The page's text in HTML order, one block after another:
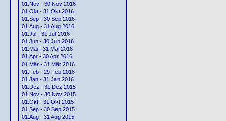
01.Nov - 30 Nov 2016
01.Okt - 31 Okt 2016
01.Sep - 30 Sep 2016
01.Aug - 31 Aug 2016
01.Jul - 31 Jul 2016
01.Jun - 30 Jun 2016
01.Mai - 31 Mai 2016
01.Apr - 30 Apr 2016
01.Mär - 31 Mär 2016
01.Feb - 29 Feb 2016
01.Jan - 31 Jan 2016
01.Dez - 31 Dez 2015
01.Nov - 30 Nov 2015
01.Okt - 31 Okt 2015
01.Sep - 30 Sep 2015
01.Aug - 31 Aug 2015